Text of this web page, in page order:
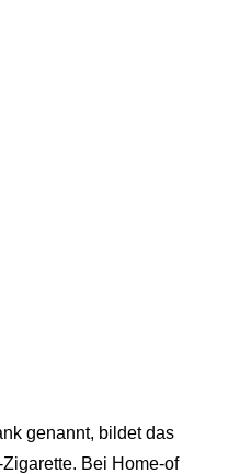
genannt, bildet das
Bei Home-of